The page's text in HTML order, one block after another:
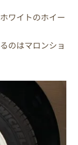
ワイトのホイー
のはマロンショ